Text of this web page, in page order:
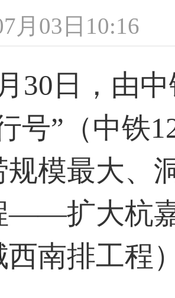
月03日10:16
日，由中
号”（中铁
规模最大、
——扩大杭
西南排工程